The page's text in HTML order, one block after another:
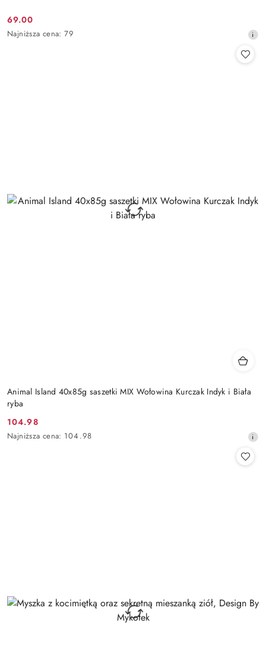
Cena
promocyjna:
69.00
Najniższa
Najniższa cena: 79
Animal Island 40x85g saszetki MIX Wołowina Kurczak Indyk i Biała
ryba
Cena
promocyjna:
104.98
Najniższa
Najniższa cena: 104.98